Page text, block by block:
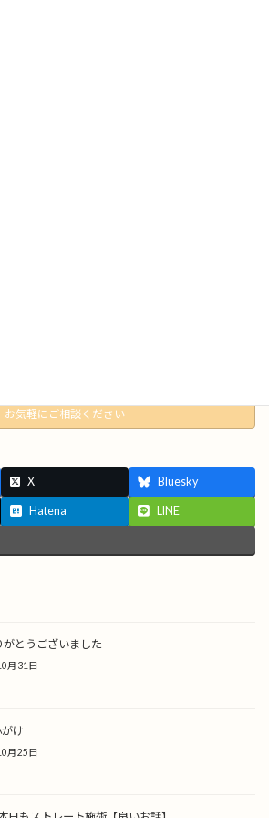
お気軽にご相談ください
X Bluesky
Hatena LINE
がとうございました
月31日
け
月25日